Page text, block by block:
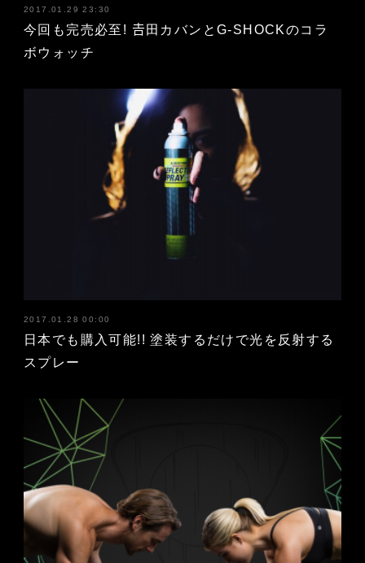
2017.01.29 23:30
今回も完売必至! 𠮷田カバンとG-SHOCKのコラ
ボウォッチ
2017.01.28 00:00
日本でも購入可能!! 塗装するだけで光を反射する
スプレー